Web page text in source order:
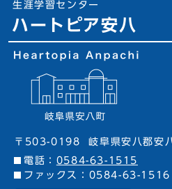
生涯学習センター
ハートピア安八
〒503-0198
岐阜県安八郡安
電話： 0584-63-1515
ファックス：0584-63-1516